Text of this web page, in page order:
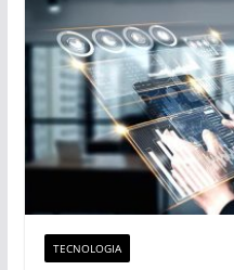
TECNOLOGIA